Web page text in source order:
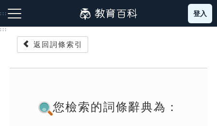
到
主
::: 登入
:::
返回詞條索引
您檢索的詞條辭典為：